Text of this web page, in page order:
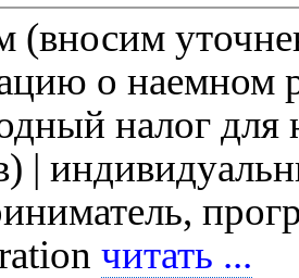
(вносим
о наемном
налог для
|
читать ...